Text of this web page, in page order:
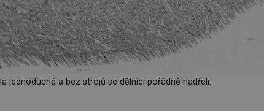
jednoduchá a bez strojů se dělníci pořádně nadřeli.